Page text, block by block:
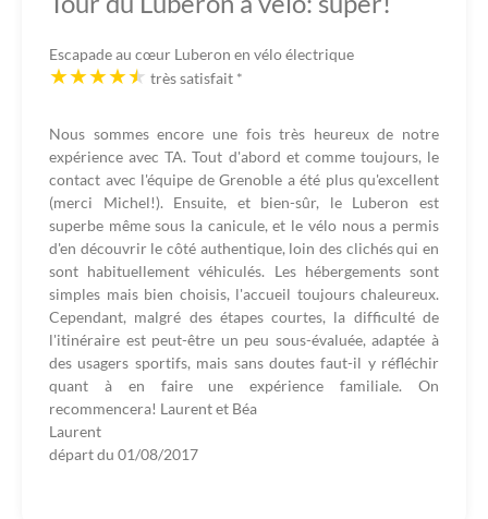
Escapade au cœur Luberon en vélo électrique
très satisfait *
Nous sommes encore une fois très heureux de notre
expérience avec TA. Tout d'abord et comme toujours, le
contact avec l'équipe de Grenoble a été plus qu'excellent
(merci Michel!). Ensuite, et bien-sûr, le Luberon est
superbe même sous la canicule, et le vélo nous a permis
d'en découvrir le côté authentique, loin des clichés qui en
sont habituellement véhiculés. Les hébergements sont
simples mais bien choisis, l'accueil toujours chaleureux.
Cependant, malgré des étapes courtes, la difficulté de
l'itinéraire est peut-être un peu sous-évaluée, adaptée à
des usagers sportifs, mais sans doutes faut-il y réfléchir
quant à en faire une expérience familiale. On
recommencera! Laurent et Béa
Laurent
départ du 01/08/2017